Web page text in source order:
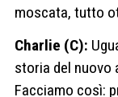
moscata, tutto
Charlie (C):
storia del nuovo
Facciamo così: